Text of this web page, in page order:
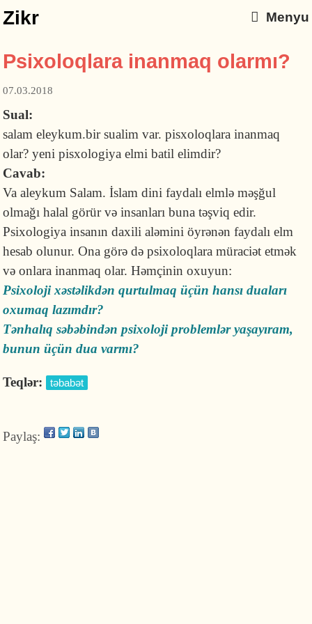
Zikr Menyu
Psixoloqlara inanmaq olarmı?
07.03.2018
Sual:
salam eleykum.bir sualim var. pisxoloqlara inanmaq
olar? yeni pisxologiya elmi batil elimdir?
Cavab:
Va aleykum Salam. İslam dini faydalı elmlə məşğul
olmağı halal görür və insanları buna təşviq edir.
Psixologiya insanın daxili aləmini öyrənən faydalı elm
hesab olunur. Ona görə də psixoloqlara müraciət etmək
və onlara inanmaq olar. Həmçinin oxuyun:
Psixoloji xəstəlikdən qurtulmaq üçün hansı duaları
oxumaq lazımdır?
Tənhalıq səbəbindən psixoloji problemlər yaşayıram,
bunun üçün dua varmı?
Teqlər: təbabət
Paylaş: